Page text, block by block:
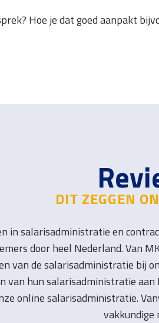
Hoe je dat goed aanpakt
DIT ZEGGEN
in salarisadministratie en
door heel Nederland. Van
van de salarisadministratie bij
van hun salarisadministratie
online salarisadministratie.
vakkundige